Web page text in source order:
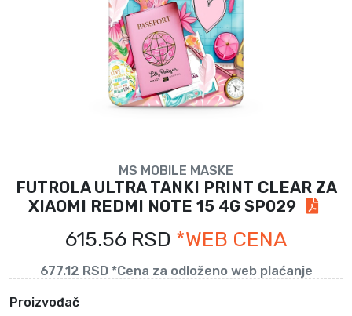
MS MOBILE MASKE
FUTROLA ULTRA TANKI PRINT CLEAR ZA
XIAOMI REDMI NOTE 15 4G SP029
615.56 RSD *WEB CENA
677.12 RSD *Cena za odloženo web plaćanje
Proizvođač